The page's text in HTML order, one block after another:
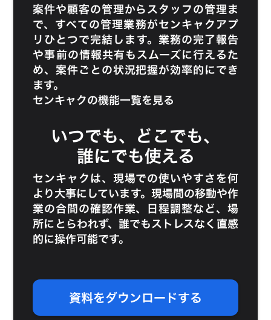
案件や顧客の管理からスタッフの管理ま
で、すべての管理業務がセンキャクアプ
リひとつで完結します。業務の完了報告
や事前の情報共有もスムーズに行えるた
め、案件ごとの状況把握が効率的にでき
ます。
センキャクの機能一覧を見る
いつでも、どこでも、
誰にでも使える
センキャクは、現場での使いやすさを何
より大事にしています。現場間の移動や作
業の合間の確認作業、日程調整など、場
所にとらわれず、誰でもストレスなく直感
的に操作可能です。
資料をダウンロードする